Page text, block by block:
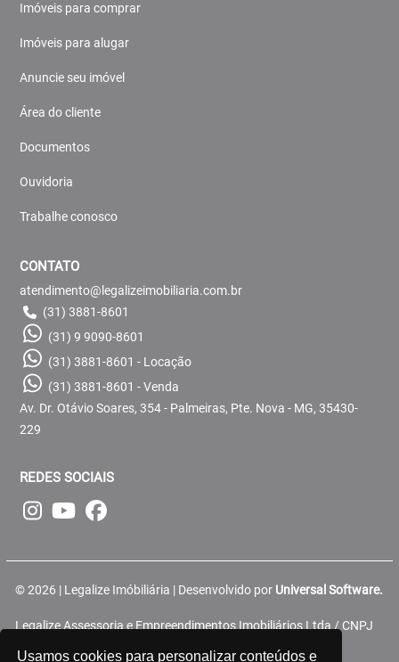
Usamos cookies para personalizar conteúdos e
Imóveis para comprar
Imóveis para alugar
Anuncie seu imóvel
Área do cliente
Documentos
Ouvidoria
Trabalhe conosco
CONTATO
atendimento@legalizeimobiliaria.com.br
(31) 3881-8601
(31) 9 9090-8601
(31) 3881-8601 - Locação
(31) 3881-8601 - Venda
Av. Dr. Otávio Soares, 354 - Palmeiras, Pte. Nova - MG, 35430-
229
REDES SOCIAIS
© 2026 | Legalize Imóbiliária | Desenvolvido por Universal Software.
Legalize Assessoria e Empreendimentos Imobiliários Ltda / CNPJ